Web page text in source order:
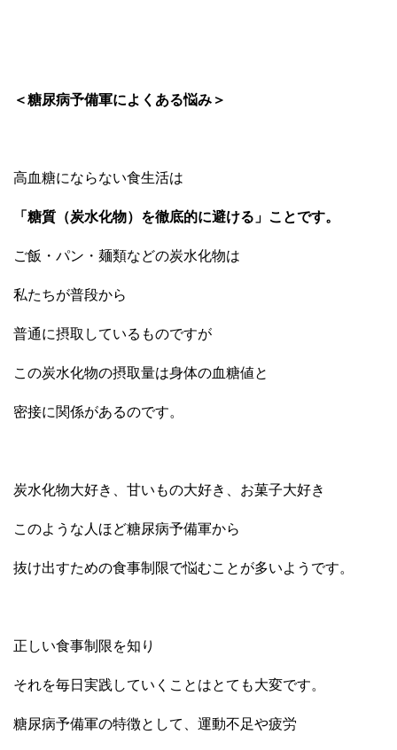
＜糖尿病予備軍によくある悩み＞
高血糖にならない食生活は
「糖質（炭水化物）を徹底的に避ける」ことです。
ご飯・パン・麺類などの炭水化物は
私たちが普段から
普通に摂取しているものですが
この炭水化物の摂取量は身体の血糖値と
密接に関係があるのです。
炭水化物大好き、甘いもの大好き、お菓子大好き
このような人ほど糖尿病予備軍から
抜け出すための食事制限で悩むことが多いようです。
正しい食事制限を知り
それを毎日実践していくことはとても大変です。
糖尿病予備軍の特徴として、運動不足や疲労